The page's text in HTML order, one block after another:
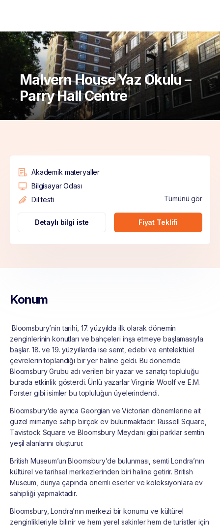
Malvern House Yaz Okulu –
Parry Hall Centre
Akademik materyaller
Bilgisayar Odası
Dil testi
Tümünü gör
Detaylı bilgi iste Fiyat Teklifi
Konum
Bloomsbury’nin tarihi, 17. yüzyılda ilk olarak dönemin
zenginlerinin konutları ve bahçeleri inşa etmeye başlamasıyla
başlar. 18. ve 19. yüzyıllarda ise semt, edebi ve entelektüel
çevrelerin toplandığı bir yer haline geldi. Bu dönemde
Bloomsbury Grubu adı verilen bir yazar ve sanatçı topluluğu
burada etkinlik gösterdi. Ünlü yazarlar Virginia Woolf ve E.M.
Forster gibi isimler bu topluluğun üyelerindendi.
Bloomsbury’de ayrıca Georgian ve Victorian dönemlerine ait
güzel mimariye sahip birçok ev bulunmaktadır. Russell Square,
Tavistock Square ve Bloomsbury Meydanı gibi parklar semtin
yeşil alanlarını oluşturur.
British Museum’un Bloomsbury’de bulunması, semti Londra’nın
kültürel ve tarihsel merkezlerinden biri haline getirir. British
Museum, dünya çapında önemli eserler ve koleksiyonlara ev
sahipliği yapmaktadır.
Bloomsbury, Londra’nın merkezi bir konumu ve kültürel
zenginlikleriyle bilinir ve hem yerel sakinler hem de turistler için